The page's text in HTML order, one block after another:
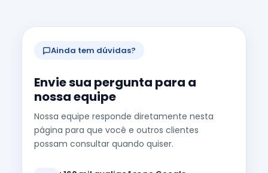
Ainda tem dúvidas?
Envie sua pergunta para a
nossa equipe
Nossa equipe responde diretamente nesta
página para que você e outros clientes
possam consultar quando quiser.